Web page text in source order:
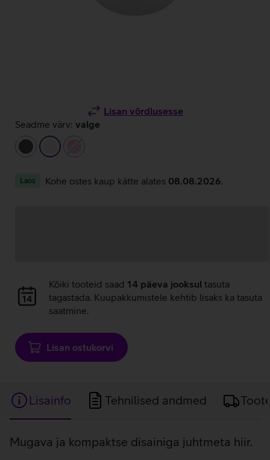
Lisan võrdlusesse
Seadme värv: valge
tumehallvalgeheleroosa
Laos Kohe ostes kaup kätte alates 08.08.2026
laadimine
Andmete
laadimine
Kõiki tooteid saad 14 päeva jooksul tasuta
tagastada. Kuupakkumistele kehtib lisaks ka tasuta
saatmine.
Lisan ostukorvi
Lisainfo Tehnilised andmed
Lisainfo
Mugava ja kompaktse disainiga juhtmeta hiir.